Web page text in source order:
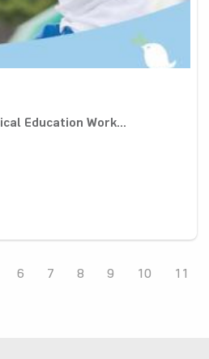
Education Work...
6 7 8 9 10 11